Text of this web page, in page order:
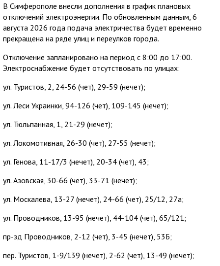
В Симферополе внесли дополнения в график плановых
отключений электроэнергии. По обновленным данным, 6
августа 2026 года подача электричества будет временно
прекращена на ряде улиц и переулков города.
Отключение запланировано на период с 8:00 до 17:00.
Электроснабжение будет отсутствовать по улицах:
ул. Туристов, 2, 24-56 (чет), 29-59 (нечет);
ул. Леси Украинки, 94-126 (чет), 109-145 (нечет);
ул. Тюльпанная, 1, 21-29 (нечет);
ул. Локомотивная, 26-30 (чет), 27-55 (нечет);
ул. Генова, 11-17/3 (нечет), 20-34 (чет), 43;
ул. Азовская, 30-66 (чет), 33-71 (нечет);
ул. Москалева, 13-27 (нечет), 24-66 (чет), 25/12, 27а;
ул. Проводников, 13-95 (нечет), 44-104 (чет), 65/121;
пр-зд Проводников, 2-12 (чет), 3-45 (нечет), 53Б;
пер. Туристов, 1-9/139 (нечет), 2-62 (чет), 13-49 (нечет);